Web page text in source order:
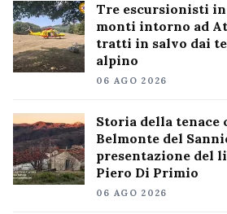
Tre escursionisti
monti intorno ad
tratti in salvo dai
alpino
06 AGO 2026
Storia della tenace
Belmonte del
presentazione del
Piero Di Primio
06 AGO 2026